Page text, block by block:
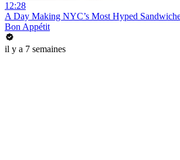
12:28
A Day Making NYC’s Most Hyped
Bon Appétit
il y a 7 semaines